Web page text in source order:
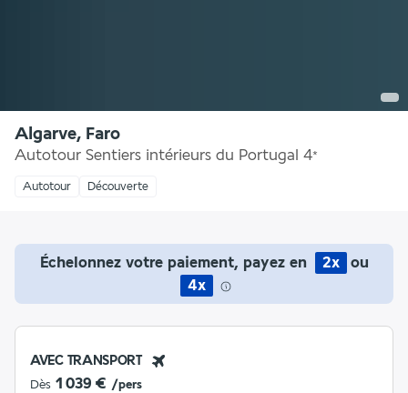
Algarve, Faro
Autotour Sentiers intérieurs du Portugal 4*
Autotour Découverte
Échelonnez votre paiement, payez en 2x
ou
4x
AVEC TRANSPORT
Dès 1 039 € /pers